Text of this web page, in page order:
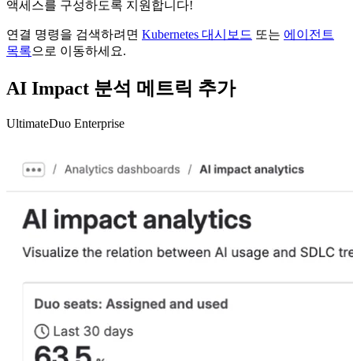
액세스를 구성하도록 지원합니다!
연결 명령을 검색하려면 Kubernetes 대시보드 또는 에이전트
목록으로 이동하세요.
AI Impact 분석 메트릭 추가
UltimateDuo Enterprise